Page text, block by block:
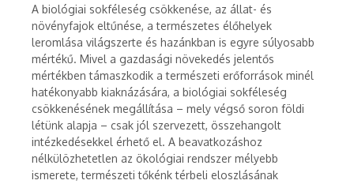
A biológiai sokféleség csökkenése, az állat- és
növényfajok eltűnése, a természetes élőhelyek
leromlása világszerte és hazánkban is egyre súlyosabb
mértékű. Mivel a gazdasági növekedés jelentős
mértékben támaszkodik a természeti erőforrások minél
hatékonyabb kiaknázására, a biológiai sokféleség
csökkenésének megállítása – mely végső soron földi
létünk alapja – csak jól szervezett, összehangolt
intézkedésekkel érhető el. A beavatkozáshoz
nélkülözhetetlen az ökológiai rendszer mélyebb
ismerete, természeti tőkénk térbeli eloszlásának